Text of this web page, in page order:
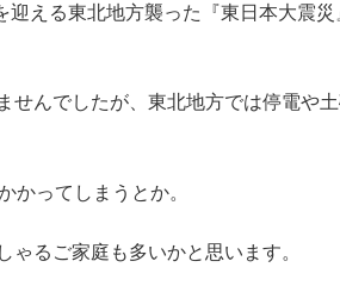
える東北地方襲った『東日本大震
せんでしたが、東北地方では停電や
かってしまうとか。
ゃるご家庭も多いかと思います。